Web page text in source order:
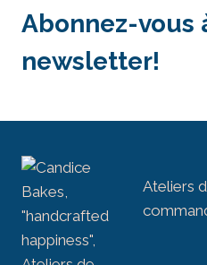
Abonnez-vous
newsletter!
Ateliers